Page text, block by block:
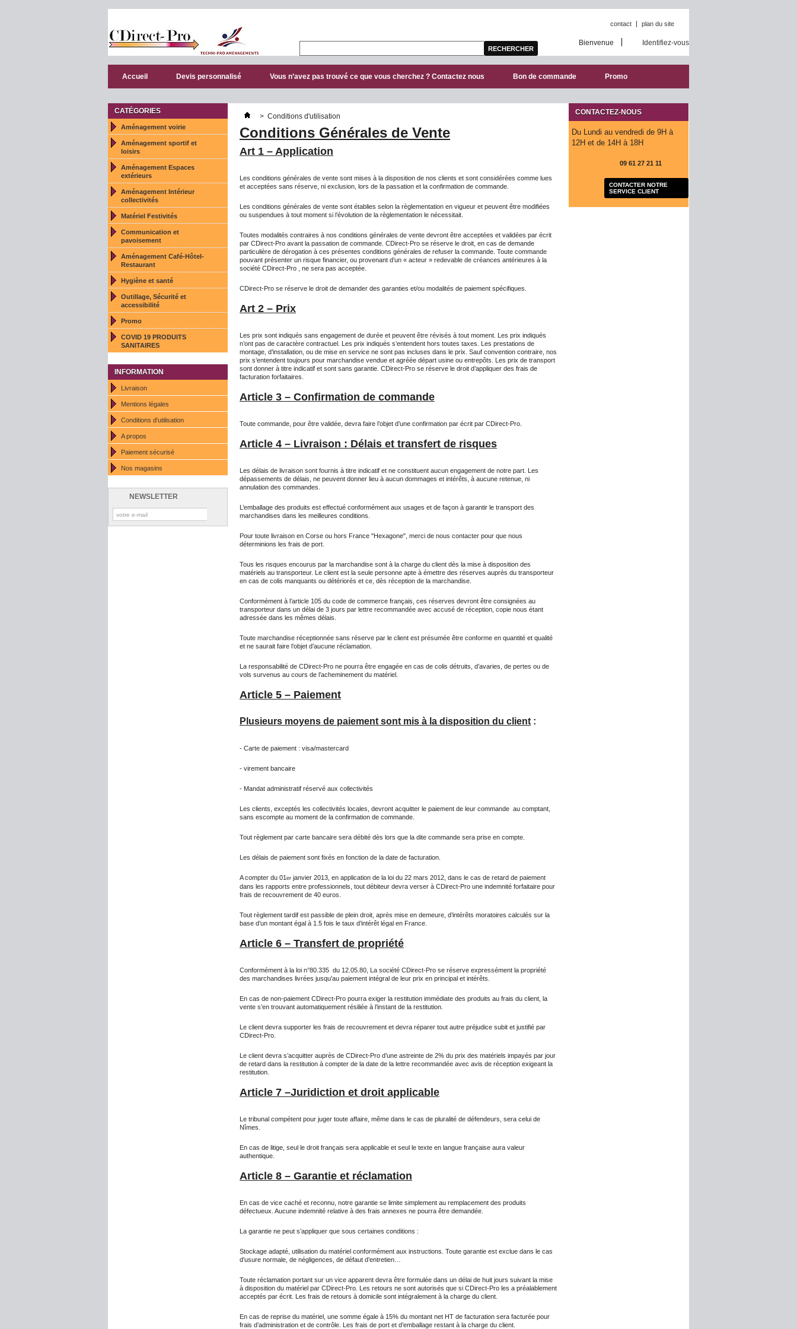
contact plan du site
Bienvenue Identifiez-vous
Accueil Devis personnalisé Vous n’avez pas trouvé ce que vous cherchez ? Contactez nous Bon de commande Promo
CATÉGORIES
Aménagement voirie
Aménagement sportif et
loisirs
Aménagement Espaces
extérieurs
Aménagement Intérieur
collectivités
Matériel Festivités
Communication et
pavoisement
Aménagement Café-Hôtel-
Restaurant
Hygiène et santé
Outillage, Sécurité et
accessibilité
Promo
COVID 19 PRODUITS
SANITAIRES
INFORMATION
Livraison
Mentions légales
Conditions d'utilisation
A propos
Paiement sécurisé
Nos magasins
NEWSLETTER
> Conditions d'utilisation
Conditions Générales de Vente
Art 1 – Application
Les conditions générales de vente sont mises à la disposition de nos clients et sont considérées comme lues
et acceptées sans réserve, ni exclusion, lors de la passation et la confirmation de commande.
Les conditions générales de vente sont établies selon la règlementation en vigueur et peuvent être modifiées
ou suspendues à tout moment si l’évolution de la règlementation le nécessitait.
Toutes modalités contraires à nos conditions générales de vente devront être acceptées et validées par écrit
par CDirect-Pro avant la passation de commande. CDirect-Pro se réserve le droit, en cas de demande
particulière de dérogation à ces présentes conditions générales de refuser la commande. Toute commande
pouvant présenter un risque financier, ou provenant d’un « acteur » redevable de créances antérieures à la
société CDirect-Pro , ne sera pas acceptée.
CDirect-Pro se réserve le droit de demander des garanties et/ou modalités de paiement spécifiques.
Art 2 – Prix
Les prix sont indiqués sans engagement de durée et peuvent être révisés à tout moment. Les prix indiqués
n’ont pas de caractère contractuel. Les prix indiqués s’entendent hors toutes taxes. Les prestations de
montage, d’installation, ou de mise en service ne sont pas incluses dans le prix. Sauf convention contraire, nos
prix s’entendent toujours pour marchandise vendue et agréée départ usine ou entrepôts. Les prix de transport
sont donner à titre indicatif et sont sans garantie. CDirect-Pro se réserve le droit d’appliquer des frais de
facturation forfaitaires.
Article 3 – Confirmation de commande
Toute commande, pour être validée, devra faire l’objet d’une confirmation par écrit par CDirect-Pro.
Article 4 – Livraison : Délais et transfert de risques
Les délais de livraison sont fournis à titre indicatif et ne constituent aucun engagement de notre part. Les
dépassements de délais, ne peuvent donner lieu à aucun dommages et intérêts, à aucune retenue, ni
annulation des commandes.
L’emballage des produits est effectué conformément aux usages et de façon à garantir le transport des
marchandises dans les meilleures conditions.
Pour toute livraison en Corse ou hors France "Hexagone", merci de nous contacter pour que nous
déterminions les frais de port.
Tous les risques encourus par la marchandise sont à la charge du client dès la mise à disposition des
matériels au transporteur. Le client est la seule personne apte à émettre des réserves auprès du transporteur
en cas de colis manquants ou détériorés et ce, dès réception de la marchandise.
Conformément à l’article 105 du code de commerce français, ces réserves devront être consignées au
transporteur dans un délai de 3 jours par lettre recommandée avec accusé de réception, copie nous étant
adressée dans les mêmes délais.
Toute marchandise réceptionnée sans réserve par le client est présumée être conforme en quantité et qualité
et ne saurait faire l’objet d’aucune réclamation.
La responsabilité de CDirect-Pro ne pourra être engagée en cas de colis détruits, d’avaries, de pertes ou de
vols survenus au cours de l’acheminement du matériel.
Article 5 – Paiement
Plusieurs moyens de paiement sont mis à la disposition du client :
- Carte de paiement : visa/mastercard
- virement bancaire
- Mandat administratif réservé aux collectivités
Les clients, exceptés les collectivités locales, devront acquitter le paiement de leur commande au comptant,
sans escompte au moment de la confirmation de commande.
Tout règlement par carte bancaire sera débité dès lors que la dite commande sera prise en compte.
Les délais de paiement sont fixés en fonction de la date de facturation.
A compter du 01 er janvier 2013, en application de la loi du 22 mars 2012, dans le cas de retard de paiement
dans les rapports entre professionnels, tout débiteur devra verser à CDirect-Pro une indemnité forfaitaire pour
frais de recouvrement de 40 euros.
Tout règlement tardif est passible de plein droit, après mise en demeure, d’intérêts moratoires calculés sur la
base d’un montant égal à 1.5 fois le taux d’intérêt légal en France.
Article 6 – Transfert de propriété
Conformément à la loi n°80.335 du 12.05.80, La société CDirect-Pro se réserve expressément la propriété
des marchandises livrées jusqu'au paiement intégral de leur prix en principal et intérêts.
En cas de non-paiement CDirect-Pro pourra exiger la restitution immédiate des produits au frais du client, la
vente s’en trouvant automatiquement résiliée à l’instant de la restitution.
Le client devra supporter les frais de recouvrement et devra réparer tout autre préjudice subit et justifié par
CDirect-Pro.
Le client devra s’acquitter auprès de CDirect-Pro d’une astreinte de 2% du prix des matériels impayés par jour
de retard dans la restitution à compter de la date de la lettre recommandée avec avis de réception exigeant la
restitution.
Article 7 –Juridiction et droit applicable
Le tribunal compétent pour juger toute affaire, même dans le cas de pluralité de défendeurs, sera celui de
Nîmes.
En cas de litige, seul le droit français sera applicable et seul le texte en langue française aura valeur
authentique.
Article 8 – Garantie et réclamation
En cas de vice caché et reconnu, notre garantie se limite simplement au remplacement des produits
défectueux. Aucune indemnité relative à des frais annexes ne pourra être demandée.
La garantie ne peut s’appliquer que sous certaines conditions :
Stockage adapté, utilisation du matériel conformément aux instructions. Toute garantie est exclue dans le cas
d’usure normale, de négligences, de défaut d’entretien…
Toute réclamation portant sur un vice apparent devra être formulée dans un délai de huit jours suivant la mise
à disposition du matériel par CDirect-Pro. Les retours ne sont autorisés que si CDirect-Pro les a préalablement
acceptés par écrit. Les frais de retours à domicile sont intégralement à la charge du client.
En cas de reprise du matériel, une somme égale à 15% du montant net HT de facturation sera facturée pour
frais d’administration et de contrôle. Les frais de port et d’emballage restant à la charge du client.
CONTACTEZ-NOUS
Du Lundi au vendredi de 9H à
12H et de 14H à 18H
09 61 27 21 11
CONTACTER NOTRE
SERVICE CLIENT